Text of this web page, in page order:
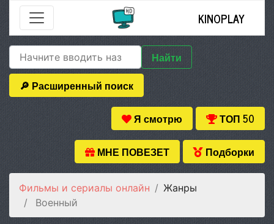
KINOPLAY
Найти
🔎 Расширенный поиск
Я смотрю ТОП 50
МНЕ ПОВЕЗЕТ Подборки
Фильмы и сериалы онлайн
Жанры
Военный